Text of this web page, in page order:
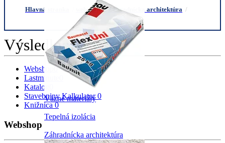
Väzné materiály
Tepelná izolácia
Záhradnícka architektúra
Hlavná stranka webshop / Záhradnícka architektúra /
Classic-Line platňa, 40x40x3,8cm, sivá špeciálna cena |
Výsledky:
Webshop 0
Lastminute
Katalog
Stavebniny Kalkulator0
Knižnica0
Webshop